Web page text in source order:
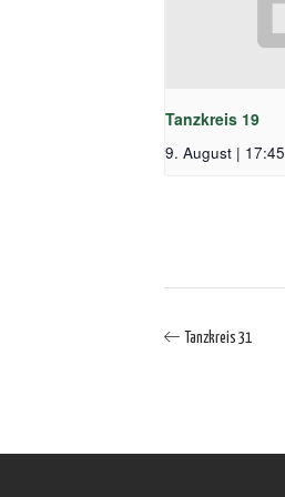
Tanzkreis 19
9. August | 17:45
Tanzkreis 31